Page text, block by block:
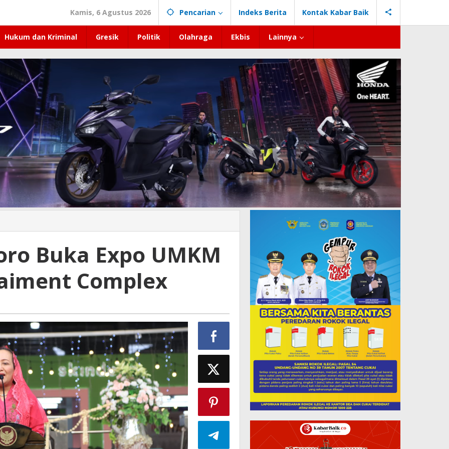
Kamis, 6 Agustus 2026 Pencarian Indeks Berita Kontak Kabar Baik
Hukum dan Kriminal Gresik Politik Olahraga Ekbis Lainnya
Buka Expo UMKM
Complex